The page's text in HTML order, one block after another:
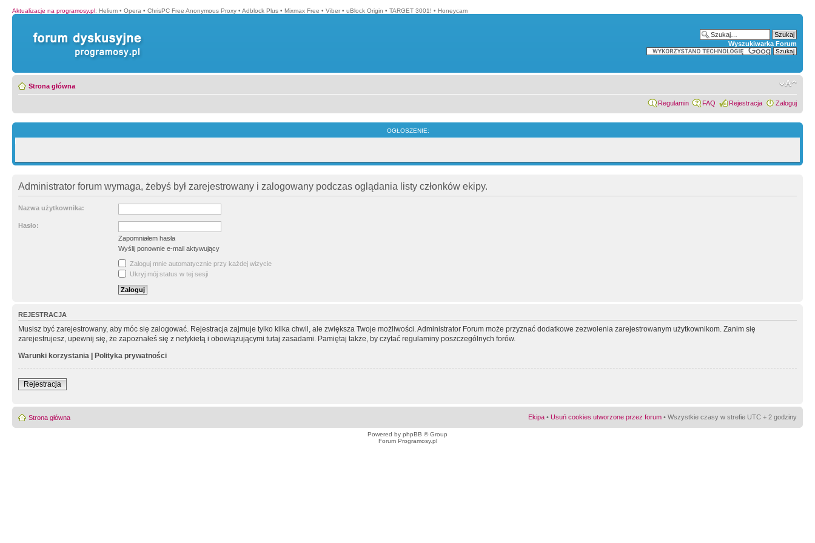
Aktualizacje na programosy.pl: Helium • Opera • ChrisPC Free Anonymous Proxy • Adblock Plus • Mixmax Free • Viber • uBlock Origin • TARGET 3001! • Honeycam
Wyszukiwarka Forum
Strona główna
Regulamin FAQ Rejestracja Zaloguj
OGŁOSZENIE:
Administrator forum wymaga, żebyś był zarejestrowany i zalogowany podczas oglądania listy członków ekipy.
Nazwa użytkownika:
Hasło:
Zapomniałem hasła
Wyślij ponownie e-mail aktywujący
Zaloguj mnie automatycznie przy każdej wizycie
Ukryj mój status w tej sesji
REJESTRACJA
Musisz być zarejestrowany, aby móc się zalogować. Rejestracja zajmuje tylko kilka chwil, ale zwiększa Twoje możliwości. Administrator Forum może przyznać dodatkowe zezwolenia zarejestrowanym użytkownikom. Zanim się
zarejestrujesz, upewnij się, że zapoznałeś się z netykietą i obowiązującymi tutaj zasadami. Pamiętaj także, by czytać regulaminy poszczególnych forów.
Warunki korzystania | Polityka prywatności
Rejestracja
Strona główna Ekipa • Usuń cookies utworzone przez forum • Wszystkie czasy w strefie UTC + 2 godziny
Powered by phpBB © Group
Forum Programosy.pl